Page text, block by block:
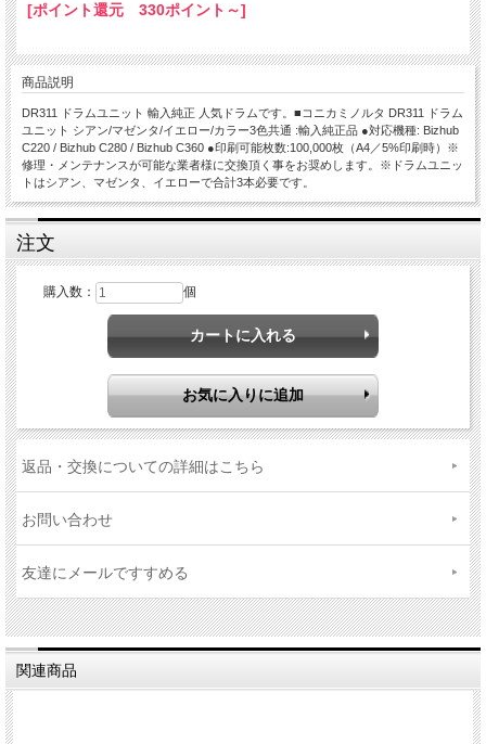
[ポイント還元 330ポイント～]
商品説明
DR311 ドラムユニット 輸入純正 人気ドラムです。■コニカミノルタ DR311 ドラム
ユニット シアン/マゼンタ/イエロー/カラー3色共通 :輸入純正品 ●対応機種: Bizhub
C220 / Bizhub C280 / Bizhub C360 ●印刷可能枚数:100,000枚（A4／5%印刷時）※
修理・メンテナンスが可能な業者様に交換頂く事をお奨めします。※ドラムユニッ
トはシアン、マゼンタ、イエローで合計3本必要です。
注文
購入数： 個
返品・交換についての詳細はこちら
お問い合わせ
友達にメールですすめる
関連商品